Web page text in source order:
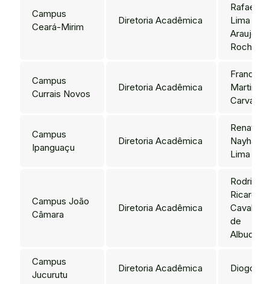
Campus
Ceará-Mirim
Diretoria Acadêmica
Rafaela
Lima
Araujo da
Rocha
Campus
Currais Novos
Diretoria Acadêmica
Martins
Carvalho
Campus
Ipanguaçu
Diretoria Acadêmica
Renata
Nayhara
Lima
Campus João
Câmara
Diretoria Acadêmica
Rodrigo
Ricardo
de
Campus
Jucurutu
Diretoria Acadêmica Diogo